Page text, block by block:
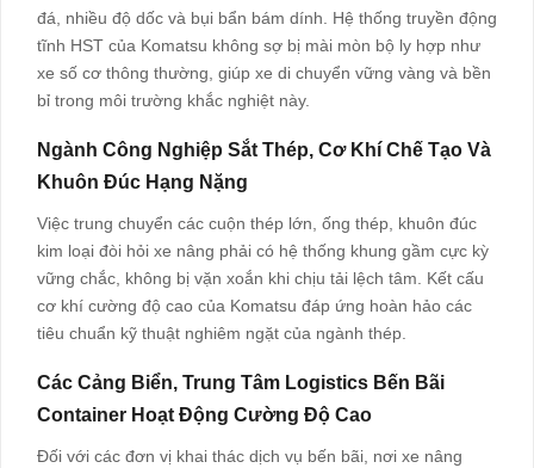
đá, nhiều độ dốc và bụi bẩn bám dính. Hệ thống truyền động
tĩnh HST của Komatsu không sợ bị mài mòn bộ ly hợp như
xe số cơ thông thường, giúp xe di chuyển vững vàng và bền
bỉ trong môi trường khắc nghiệt này.
Ngành Công Nghiệp Sắt Thép, Cơ Khí Chế Tạo Và
Khuôn Đúc Hạng Nặng
Việc trung chuyển các cuộn thép lớn, ống thép, khuôn đúc
kim loại đòi hỏi xe nâng phải có hệ thống khung gầm cực kỳ
vững chắc, không bị vặn xoắn khi chịu tải lệch tâm. Kết cấu
cơ khí cường độ cao của Komatsu đáp ứng hoàn hảo các
tiêu chuẩn kỹ thuật nghiêm ngặt của ngành thép.
Các Cảng Biển, Trung Tâm Logistics Bến Bãi
Container Hoạt Động Cường Độ Cao
Đối với các đơn vị khai thác dịch vụ bến bãi, nơi xe nâng